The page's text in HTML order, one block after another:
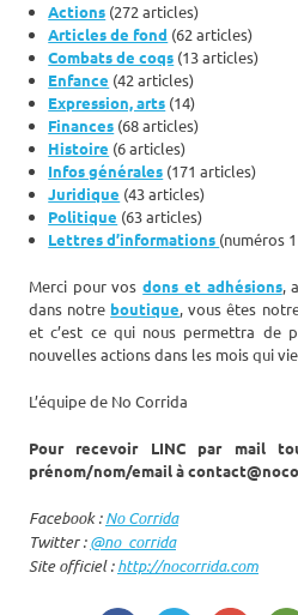
Actions (272 articles)
Articles de fond (62 articles)
Combats de coqs (13 articles)
Enfance (42 articles)
Expression, arts (14)
Finances (68 articles)
Histoire (6 articles)
Infos générales (171 articles)
Juridique (43 articles)
Politique (63 articles)
Lettres d’informations (numéros
Merci pour vosdons et adhésions,
dans notre boutique, vous êtes
et c’est ce qui nous permettra de
nouvelles actions dans les mois qui
L’équipe de No Corrida
Pour recevoir LINC par mail
prénom/nom/email à
Facebook :No Corrida
Twitter :@no_corrida
Site officiel :http://nocorrida.com